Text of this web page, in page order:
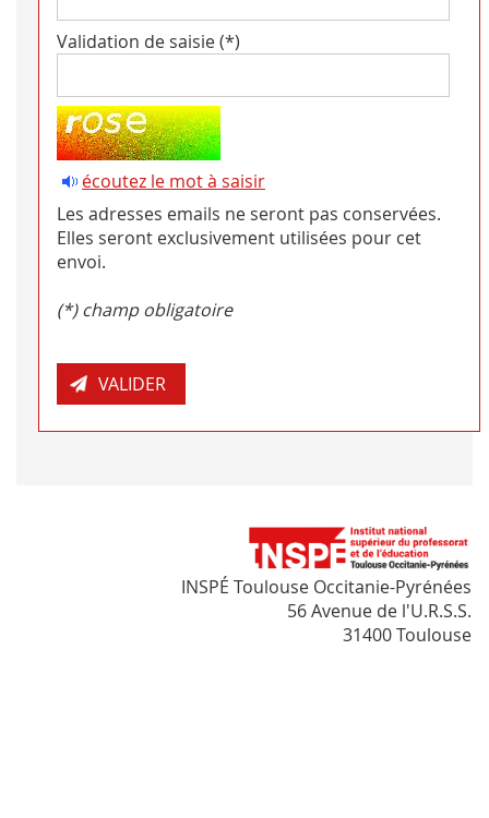
Validation de saisie (*)
écoutez le mot à saisir
Les adresses emails ne seront pas conservées.
Elles seront exclusivement utilisées pour cet
envoi.
(*) champ obligatoire
INSPÉ Toulouse Occitanie-Pyrénées
56 Avenue de l'U.R.S.S.
31400 Toulouse